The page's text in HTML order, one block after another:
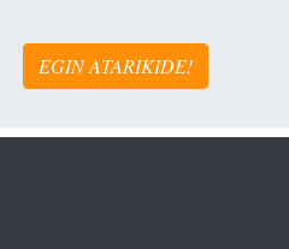
EGIN ATARIKIDE!